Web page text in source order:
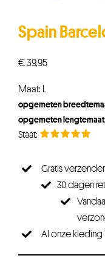
Spain
€39,95
Maat: L
opgemeten
opgemeten
Gratis
30 dagen
Al onze kleding